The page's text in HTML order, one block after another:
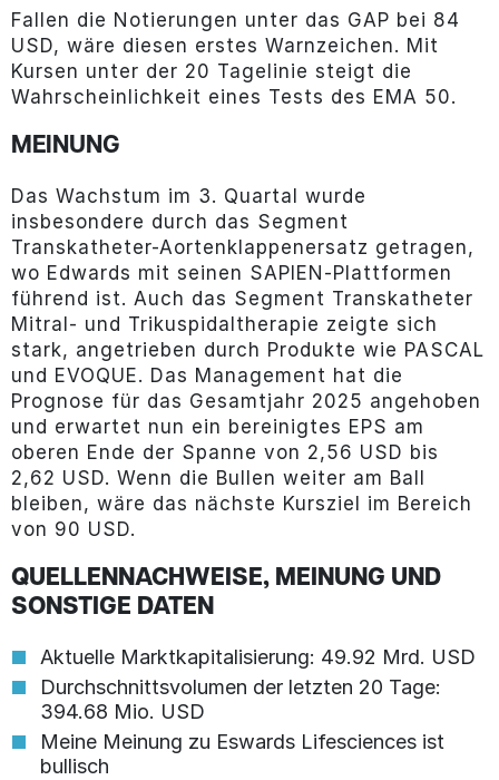
Fallen die Notierungen unter das GAP bei 84
USD, wäre diesen erstes Warnzeichen. Mit
Kursen unter der 20 Tagelinie steigt die
Wahrscheinlichkeit eines Tests des EMA 50.
MEINUNG
Das Wachstum im 3. Quartal wurde
insbesondere durch das Segment
Transkatheter-Aortenklappenersatz getragen,
wo Edwards mit seinen SAPIEN-Plattformen
führend ist. Auch das Segment Transkatheter
Mitral- und Trikuspidaltherapie zeigte sich
stark, angetrieben durch Produkte wie PASCAL
und EVOQUE. Das Management hat die
Prognose für das Gesamtjahr 2025 angehoben
und erwartet nun ein bereinigtes EPS am
oberen Ende der Spanne von 2,56 USD bis
2,62 USD. Wenn die Bullen weiter am Ball
bleiben, wäre das nächste Kursziel im Bereich
von 90 USD.
QUELLENNACHWEISE, MEINUNG UND
SONSTIGE DATEN
Aktuelle Marktkapitalisierung: 49.92 Mrd. USD
Durchschnittsvolumen der letzten 20 Tage:
394.68 Mio. USD
Meine Meinung zu Eswards Lifesciences ist
bullisch